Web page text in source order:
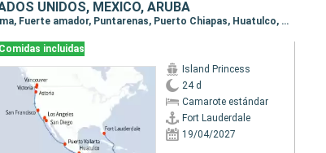
UNIDOS, MÉXICO, ARUBA
Itinerario : Fort Lauderdale, Aruba, Canal de Panama, Fuerte amador, Puntarenas, Puerto Chiapas, Huatulco, Puerto Vallarta, Los Angeles, San Diego, San Francisco, Astoria, Victoria, Vancouver
Comidas incluidas
Island Princess
24 d
Camarote estándar
Fort Lauderdale
19/04/2027